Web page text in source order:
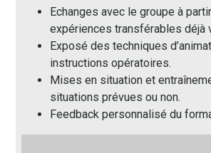
Echanges avec le groupe à
expériences transférables déjà
Exposé des techniques
instructions opératoires.
Mises en situation et
situations prévues ou non.
Feedback personnalisé du